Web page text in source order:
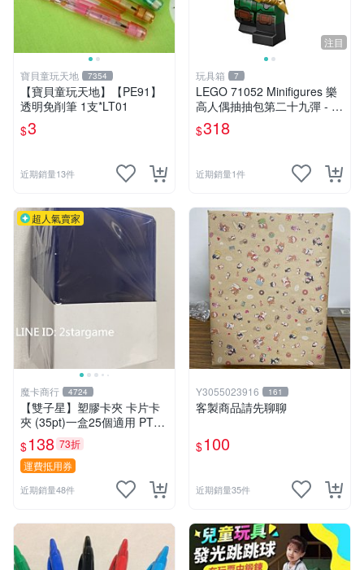
寶貝童玩天地 7354
【寶貝童玩天地】【PE91】
透明免削筆 1支*LT01
$3
近期銷量13件
注目
玩具箱 7
LEGO 71052 Minifigures 樂
高人偶抽抽包第二十九彈 - 神
秘浪人（Mysterious Ronin）
$318
近期銷量1件
超人氣賣家
魔卡商行 4724
【雙子星】塑膠卡夾 卡片卡
夾 (35pt)一盒25個適用 PTC
G 寶可夢 遊戲王 界線超越典
藏包 忍者飛旋
$138 73折
運費抵用券
近期銷量48件
Y3055023916 161
客製商品請先聊聊
$100
近期銷量35件